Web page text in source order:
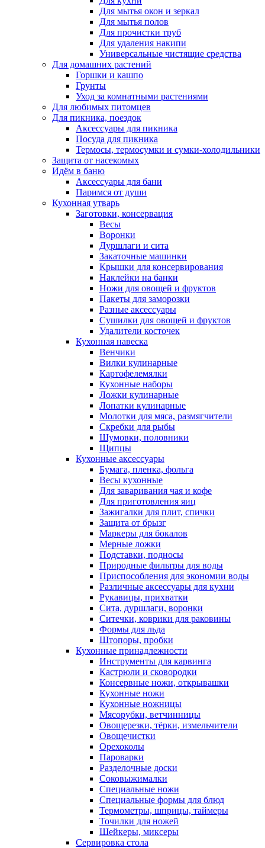
Для мытья окон и зеркал
Для мытья полов
Для прочистки труб
Для удаления накипи
Универсальные чистящие средства
Для домашних растений
Горшки и кашпо
Грунты
Уход за комнатными растениями
Для любимых питомцев
Для пикника, поездок
Аксессуары для пикника
Посуда для пикника
Термосы, термосумки и сумки-холодильники
Защита от насекомых
Идём в баню
Аксессуары для бани
Паримся от души
Кухонная утварь
Заготовки, консервация
Весы
Воронки
Дуршлаги и сита
Закаточные машинки
Крышки для консервирования
Наклейки на банки
Ножи для овощей и фруктов
Пакеты для заморозки
Разные аксессуары
Сушилки для овощей и фруктов
Удалители косточек
Кухонная навеска
Венчики
Вилки кулинарные
Картофелемялки
Кухонные наборы
Ложки кулинарные
Лопатки кулинарные
Молотки для мяса, размягчители
Скребки для рыбы
Шумовки, половники
Щипцы
Кухонные аксессуары
Бумага, пленка, фольга
Весы кухонные
Для заваривания чая и кофе
Для приготовления яиц
Зажигалки для плит, спички
Защита от брызг
Маркеры для бокалов
Мерные ложки
Подставки, подносы
Природные фильтры для воды
Приспособления для экономии воды
Различные аксессуары для кухни
Рукавицы, прихватки
Сита, дуршлаги, воронки
Ситечки, коврики для раковины
Формы для льда
Штопоры, пробки
Кухонные принадлежности
Инструменты для карвинга
Кастрюли и сковородки
Консервные ножи, открывашки
Кухонные ножи
Кухонные ножницы
Мясорубки, ветчинницы
Овощерезки, тёрки, измельчители
Овощечистки
Орехоколы
Пароварки
Разделочные доски
Соковыжималки
Специальные ножи
Специальные формы для блюд
Термометры, шприцы, таймеры
Точилки для ножей
Шейкеры, миксеры
Сервировка стола